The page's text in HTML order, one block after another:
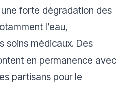
forte dégradation des
l’eau,
soins médicaux. Des
en permanence avec
partisans pour le